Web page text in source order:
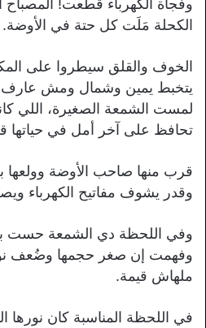
الكحلة مَلَت كل حتة في الأوضة.
الخوف والقلق سيطروا على
يتخبط يمين وشمال ومش عارف
لمست الشمعة الصغيرة، اللي
تحافظ على آخر أمل في حياتها
قرب منها صاحب الأوضة وولعها
وقدر يشوف مفاتيح الكهرباء
وفي اللحظة دي الشمعة حست
وفهمت إن صغر حجمها وضُعف
ملهاش قيمة.
في اللحظة المناسبة كان نورها